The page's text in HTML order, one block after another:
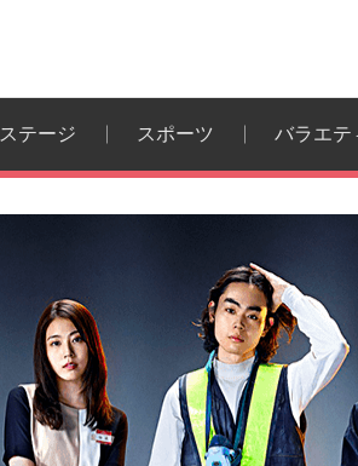
ステージ スポーツ バラエテ